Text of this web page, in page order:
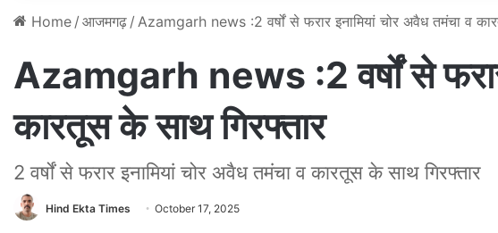
Home / आजमगढ़ / Azamgarh news :2 वर्षों से फरार इनामियां चोर अवैध तमंचा व
Azamgarh news :2 वर्षों से फरार
कारतूस के साथ गिरफ्तार
2 वर्षों से फरार इनामियां चोर अवैध तमंचा व कारतूस के साथ गिरफ्तार
Hind Ekta Times October 17, 2025